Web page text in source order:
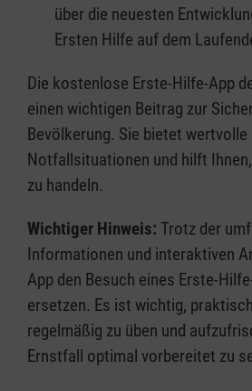
über die neuesten
Ersten Hilfe auf dem
Die kostenlose Erste-Hilfe-App
einen wichtigen Beitrag zur
Bevölkerung. Sie bietet
Notfallsituationen und hilft
zu handeln.
Wichtiger Hinweis: Trotz der
Informationen und interaktiven
App den Besuch eines Erste-
ersetzen. Es ist wichtig,
regelmäßig zu üben und
Ernstfall optimal vorbereitet zu